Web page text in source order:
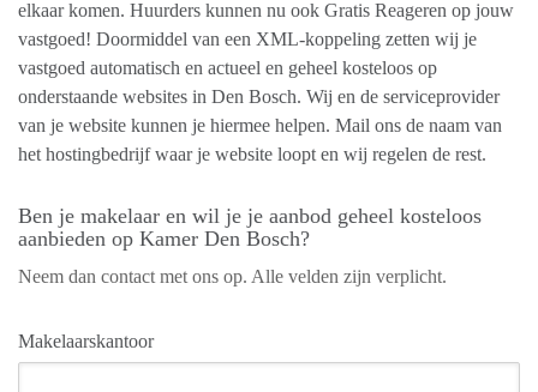
elkaar komen. Huurders kunnen nu ook Gratis Reageren op jouw
vastgoed! Doormiddel van een XML-koppeling zetten wij je
vastgoed automatisch en actueel en geheel kosteloos op
onderstaande websites in Den Bosch. Wij en de serviceprovider
van je website kunnen je hiermee helpen. Mail ons de naam van
het hostingbedrijf waar je website loopt en wij regelen de rest.
Ben je makelaar en wil je je aanbod geheel kosteloos
aanbieden op Kamer Den Bosch?
Neem dan contact met ons op. Alle velden zijn verplicht.
Makelaarskantoor